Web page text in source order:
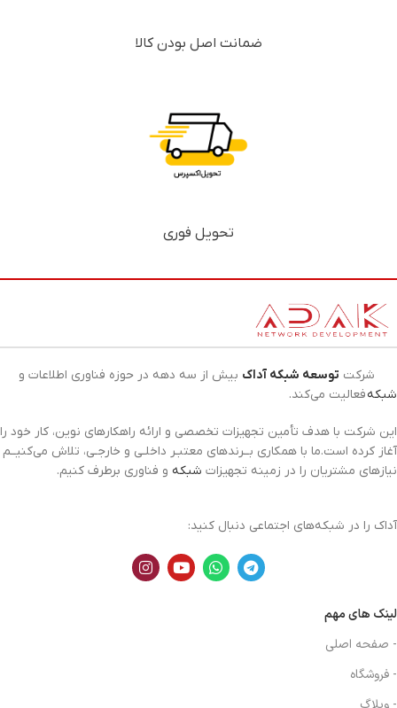
ضمانت اصل بودن کالا
تحویل فوری
شرکت توسعه شبکه آداک بیش از سه دهه در حوزه فناوری اطلاعات و
شبکهفعالیت می‌کند.
این شرکت با هدف تأمین تجهیزات تخصصی و ارائه راهکارهای نوین، کار خود را
آغاز کرده است.ما با همکاری بــرندهای معتبـر داخلـی و خارجـی، تلاش می‌کنیــم
نیازهای مشتریان را در زمینه تجهیزات شبکه و فناوری برطرف کنیم.
آداک را در شبکه‌های اجتماعی دنبال کنید:
لینک های مهم
- صفحه اصلی
- فروشگاه